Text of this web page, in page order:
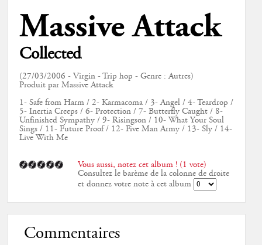
Massive Attack
Collected
(27/03/2006 - Virgin - Trip hop - Genre : Autres)
Produit par Massive Attack
1- Safe from Harm / 2- Karmacoma / 3- Angel / 4- Teardrop /
5- Inertia Creeps / 6- Protection / 7- Butterfly Caught / 8-
Unfinished Sympathy / 9- Risingson / 10- What Your Soul
Sings / 11- Future Proof / 12- Five Man Army / 13- Sly / 14-
Live With Me
Vous aussi, notez cet album ! (1 vote)
Consultez le barème de la colonne de droite
et donnez votre note à cet album
Commentaires